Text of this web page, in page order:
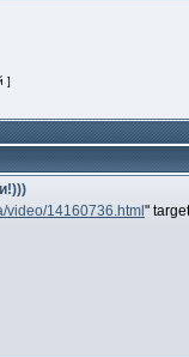
]
video/14160736.html "